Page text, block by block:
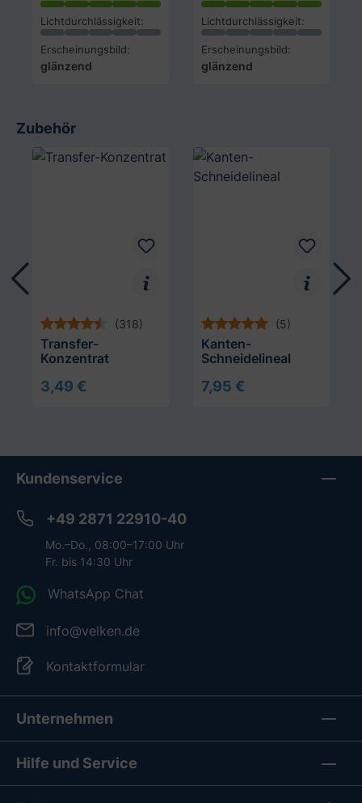
Lichtdurchlässigkeit:
Erscheinungsbild:
glänzend
Lichtdurchlässigkeit:
Erscheinungsbild:
glänzend
Zubehör
Produktgalerie überspringen
(318)
Transfer-
Konzentrat
3,49 €
(5)
Kanten-
Schneidelineal
7,95 €
Unternehmen
Hilfe und Service
Kundenservice
+49 2871 22910-40
Mo.–Do., 08:00–17:00 Uhr
Fr. bis 14:30 Uhr
WhatsApp Chat
info@velken.de
Kontaktformular